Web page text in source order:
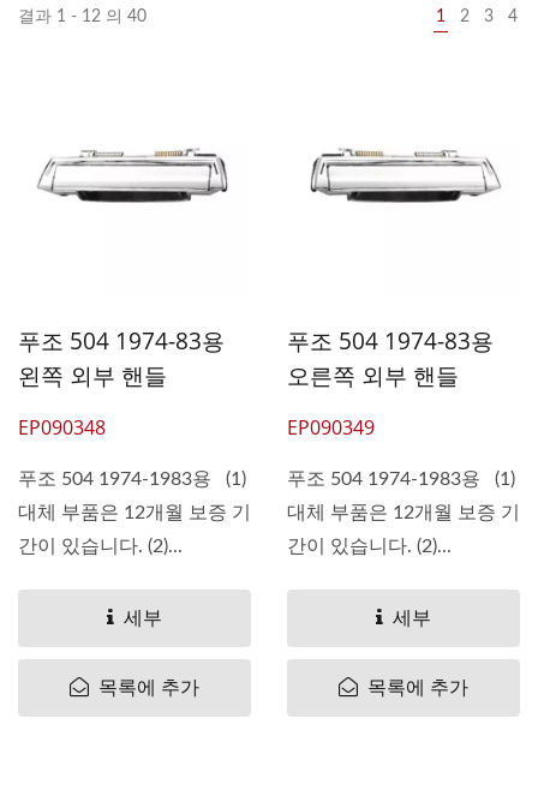
결과 1 - 12 의 40 1 2 3 4
푸조 504 1974-83용
왼쪽 외부 핸들
EP090348
푸조 504 1974-1983용 (1)
대체 부품은 12개월 보증 기
간이 있습니다. (2)...
세부
목록에 추가
푸조 504 1974-83용
오른쪽 외부 핸들
EP090349
푸조 504 1974-1983용 (1)
대체 부품은 12개월 보증 기
간이 있습니다. (2)...
세부
목록에 추가